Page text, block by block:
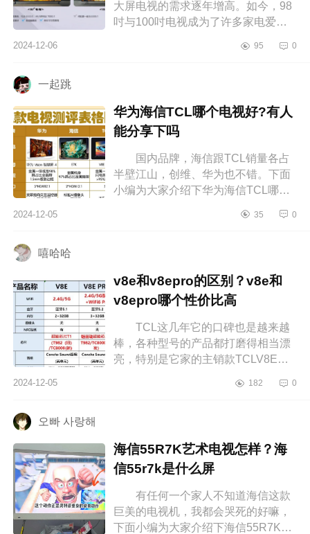
大屏电视的需求逐年增高。如今，98
吋与100吋电视成为了许多家电爱好
寸和100寸电视哪个好？买100寸电视
2024-12-06 95 0
一起跳
华为海信TCL哪个电视好?有人
能分享下吗
国内品牌，海信跟TCL销量各占
半壁江山，创维、华为也不错。下面
小编为大家介绍下华为海信TCL哪个
TCL哪个电视好 一直想要一台颜
2024-12-05 35 0
嘻哈哈
v8e和v8epro的区别？v8e和
v8epro哪个性价比高
TCL这几年它的口碑也是越来越
棒，各种型号的产品都打磨得相当漂
亮，特别是它家的主销款TCLV8E，
下面小编为大家介绍下v8e和v8epro
2024-12-05 182 0
오빠 사랑해
海信55R7K艺术电视怎样？海
信55r7k是什么屏
有任何一个家人不知道海信这款
巨美的电视机，我都会哭死的好嘛，
下面小编为大家介绍下海信55R7K艺